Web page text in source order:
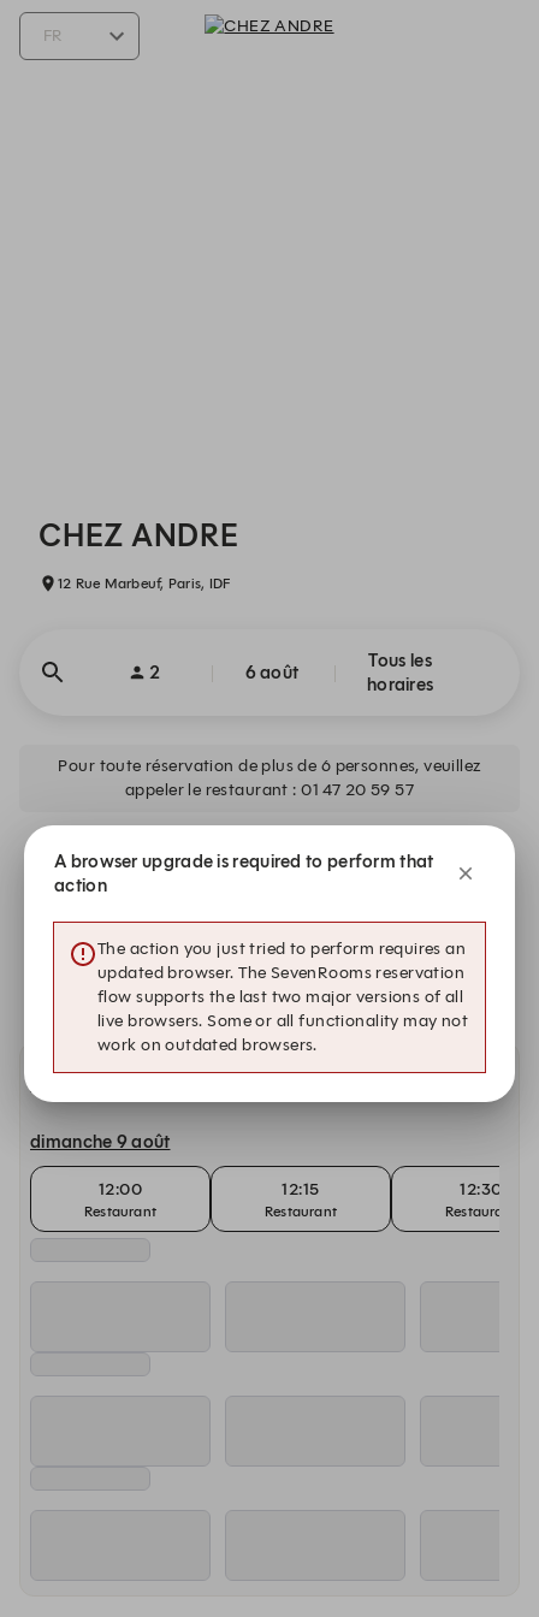
CHEZ ANDRE
12 Rue Marbeuf, Paris, IDF
2 6 août
Tous les
horaires
Pour toute réservation de plus de 6 personnes, veuillez
appeler le restaurant : 01 47 20 59 57
Aucune disponibilité ne correspond à vos critères de
recherche.
Alerte moi
Autres dates disponibles
dimanche 9 août
12:00
Restaurant
12:15
Restaurant
12:30
Restaurant
A browser upgrade is required to perform that
action
The action you just tried to perform requires an
updated browser. The SevenRooms reservation
flow supports the last two major versions of all
live browsers. Some or all functionality may not
work on outdated browsers.